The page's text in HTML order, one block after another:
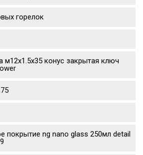
горелок
м12х1.5х35 конус закрытая ключ
покрытие ng nano glass 250мл detail